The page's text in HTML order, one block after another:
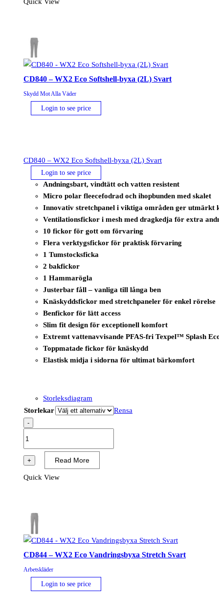
3-
byxa
Svart/Gul
mängd
Quick View
CD840 – WX2 Eco Softshell-byxa (2L) Svart
Skydd Mot Alla Väder
Login to see price
CD840 – WX2 Eco Softshell-byxa (2L) Svart
Login to see price
Andningsbart, vindtätt och vatten resistent
Micro polar fleecefodrad och ihopbunden med skalet
Innovativ stretchpanel i viktiga områden ger utmärkt
Ventilationsfickor i mesh med dragkedja för extra
10 fickor för gott om förvaring
Flera verktygsfickor för praktisk förvaring
1 Tumstocksficka
2 bakfickor
1 Hammarögla
Justerbar fåll – vanliga till långa ben
Knäskyddsfickor med stretchpaneler för enkel rörelse
Benfickor för lätt access
Slim fit design för exceptionell komfort
Extremt vattenavvisande PFAS-fri Texpel™ Splash
Toppmatade fickor för knäskydd
Elastisk midja i sidorna för ultimat bärkomfort
Storleksdiagram
Storlekar
Rensa
-
WX2
Softshell-
Svart
mängd
+ Read More
Quick View
CD844 – WX2 Eco Vandringsbyxa Stretch Svart
Arbetskläder
Login to see price